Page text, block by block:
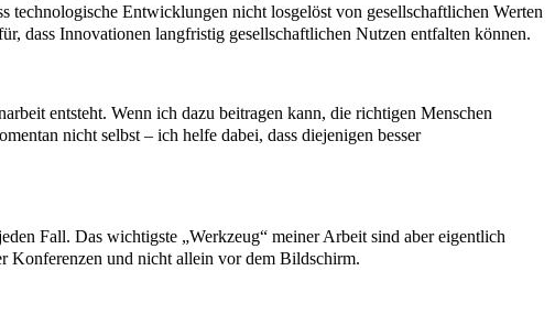
technologische Entwicklungen nicht losgelöst von gesellschaftlichen Werten
dass Innovationen langfristig gesellschaftlichen Nutzen entfalten können.
entsteht. Wenn ich dazu beitragen kann, die richtigen Menschen
nicht selbst – ich helfe dabei, dass diejenigen besser
Fall. Das wichtigste „Werkzeug“ meiner Arbeit sind aber eigentlich
Konferenzen und nicht allein vor dem Bildschirm.